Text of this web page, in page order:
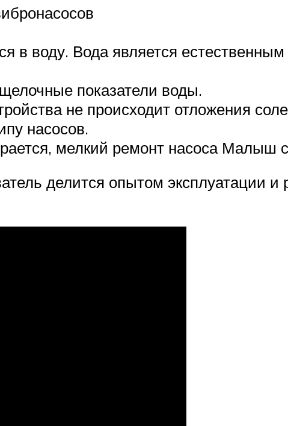
в воду. Вода является
показатели воды.
не происходит отложения
насосов.
мелкий ремонт насоса Малыш
делится опытом эксплуатации и